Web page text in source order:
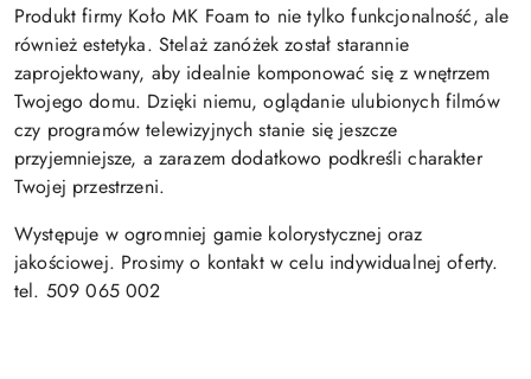
Produkt firmy Koło MK Foam to nie tylko funkcjonalność, ale
również estetyka. Stelaż zanóżek został starannie
zaprojektowany, aby idealnie komponować się z wnętrzem
Twojego domu. Dzięki niemu, oglądanie ulubionych filmów
czy programów telewizyjnych stanie się jeszcze
przyjemniejsze, a zarazem dodatkowo podkreśli charakter
Twojej przestrzeni.
Występuje w ogromniej gamie kolorystycznej oraz
jakościowej. Prosimy o kontakt w celu indywidualnej oferty.
tel. 509 065 002